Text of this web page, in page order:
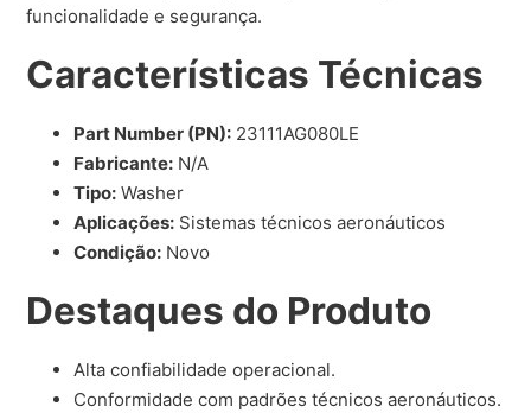
funcionalidade e segurança.
Características Técnicas
Part Number (PN): 23111AG080LE
Fabricante: N/A
Tipo: Washer
Aplicações: Sistemas técnicos aeronáuticos
Condição: Novo
Destaques do Produto
Alta confiabilidade operacional.
Conformidade com padrões técnicos aeronáuticos.